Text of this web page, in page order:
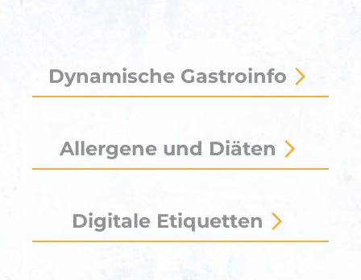
Dynamische Gastroinfo
Allergene und Diäten
Digitale Etiquetten